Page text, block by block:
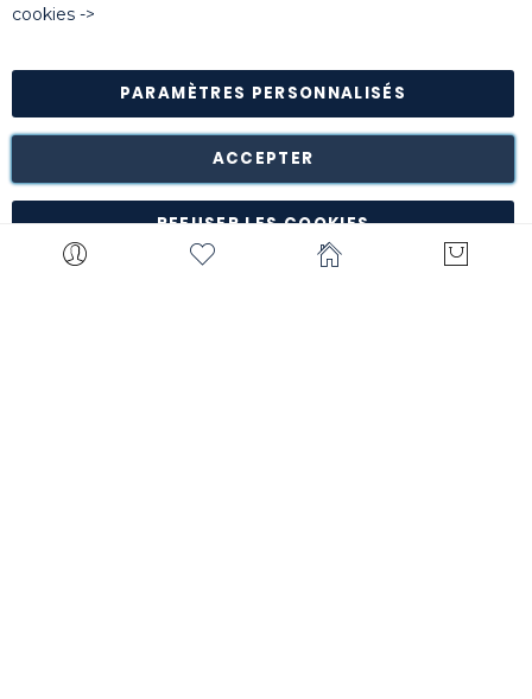
générales de vente
Retour des marchandises est possible* dans les 14 jours
suivant leur réception dans leur emballage d'origine intact à
notre entrepôt de Turnhout (Belgique).
*à l'exception de certains produits comme la
cookies ->
ACCEPTER
PARAMÈTRES PERSONNALISÉS
REFUSER LES COOKIES